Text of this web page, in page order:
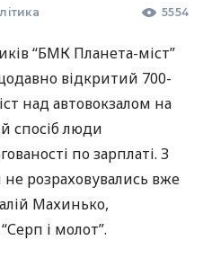
5554
“БМК Планета-міст”
відкритий 700-
над автовокзалом на
спосіб люди
по зарплаті. З
розраховувались вже
Махинько,
і молот”.